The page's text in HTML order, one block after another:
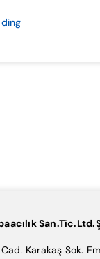
Karakaş Sok.